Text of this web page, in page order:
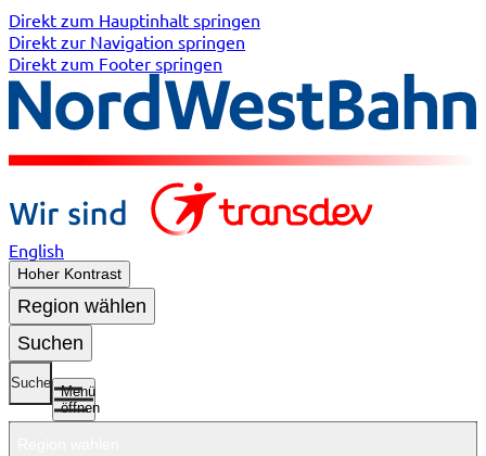
Direkt zum Hauptinhalt springen
Direkt zur Navigation springen
Direkt zum Footer springen
English
Hoher Kontrast
Region wählen
Suchen
Suche
Menü
öffnen